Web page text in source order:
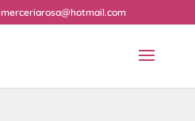
merceriarosa@hotmail.com